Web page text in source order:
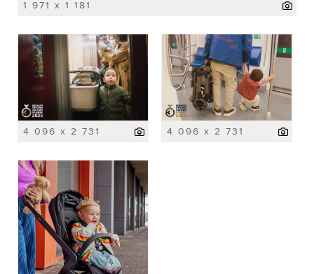
1 971 x 1 181
4 096 x 2 731 4 096 x 2 731